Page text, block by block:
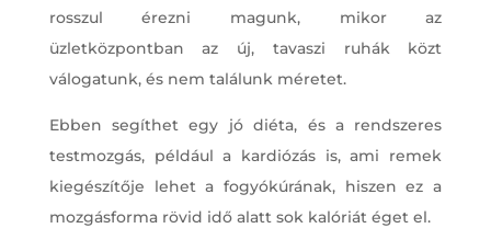
rosszul érezni magunk, mikor az
üzletközpontban az új, tavaszi ruhák közt
válogatunk, és nem találunk méretet.
Ebben segíthet egy jó diéta, és a rendszeres
testmozgás, például a kardiózás is, ami remek
kiegészítője lehet a fogyókúrának, hiszen ez a
mozgásforma rövid idő alatt sok kalóriát éget el.